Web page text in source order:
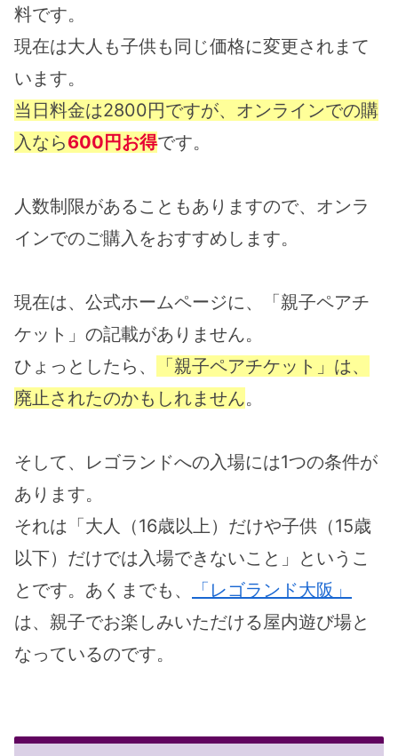
料です。
現在は大人も子供も同じ価格に変更されまて
います。
当日料金は2800円ですが、オンラインでの購
入なら600円お得です。
人数制限があることもありますので、オンラ
インでのご購入をおすすめします。
現在は、公式ホームページに、「親子ペアチ
ケット」の記載がありません。
ひょっとしたら、
「親子ペアチケット」は、
廃止されたのかもしれません。
そして、レゴランドへの入場には1つの条件が
あります。
それは「大人（16歳以上）だけや子供（15歳
以下）だけでは入場できないこと」というこ
とです。あくまでも、
「レゴランド大阪」
は、親子でお楽しみいただける屋内遊び場と
なっているのです。